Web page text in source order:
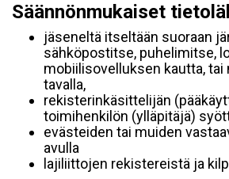
Säännönmukaiset
jäseneltä itseltään suoraan
sähköpostitse, puhelimitse,
mobiilisovelluksen kautta, tai
tavalla,
rekisterinkäsittelijän
toimihenkilön (ylläpitäjä)
evästeiden tai muiden
avulla
lajiliittojen rekistereistä ja